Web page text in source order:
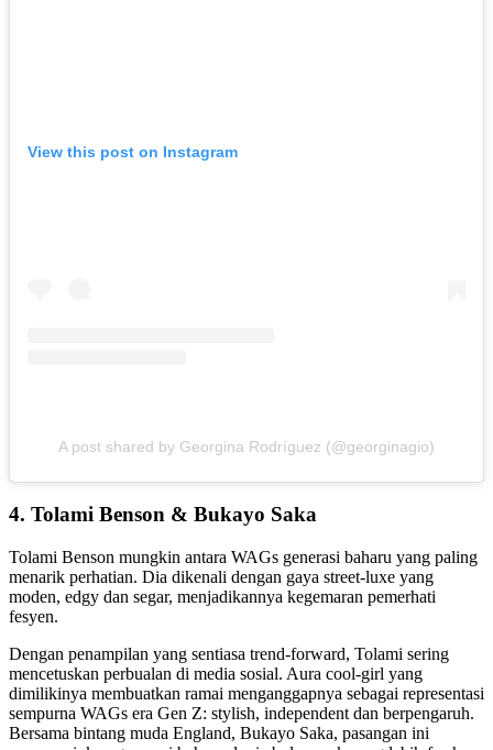
View this post on Instagram
A post shared by Georgina Rodríguez (@georginagio)
4. Tolami Benson & Bukayo Saka
Tolami Benson mungkin antara WAGs generasi baharu yang paling
menarik perhatian. Dia dikenali dengan gaya street-luxe yang
moden, edgy dan segar, menjadikannya kegemaran pemerhati
fesyen.
Dengan penampilan yang sentiasa trend-forward, Tolami sering
mencetuskan perbualan di media sosial. Aura cool-girl yang
dimilikinya membuatkan ramai menganggapnya sebagai representasi
sempurna WAGs era Gen Z: stylish, independent dan berpengaruh.
Bersama bintang muda England, Bukayo Saka, pasangan ini